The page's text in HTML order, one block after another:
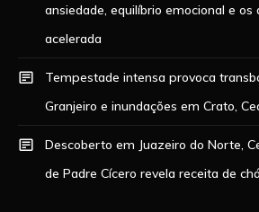
ansiedade, equilíbrio emocional e os
acelerada
Tempestade intensa provoca
Granjeiro e inundações em Crato,
Descoberto em Juazeiro do Norte,
de Padre Cícero revela receita de chá